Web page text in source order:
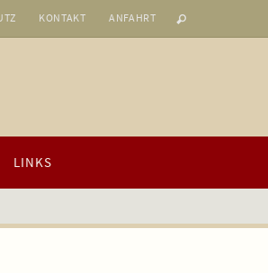
KONTAKT ANFAHRT
LINKS